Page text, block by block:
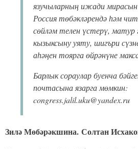
язучыларның ижади
Россия төбәкләрендә һәм
сөйләм телен үстерү, матур
кызыксыну уяту, шигъри
аһәңен тоярга өйрәнүне
Барлык сораулар буенча
почтасына язарга мөмкин:
congress.jalil.uku@yandex.ru
Зилә Мөбәрәкшина. Солтан